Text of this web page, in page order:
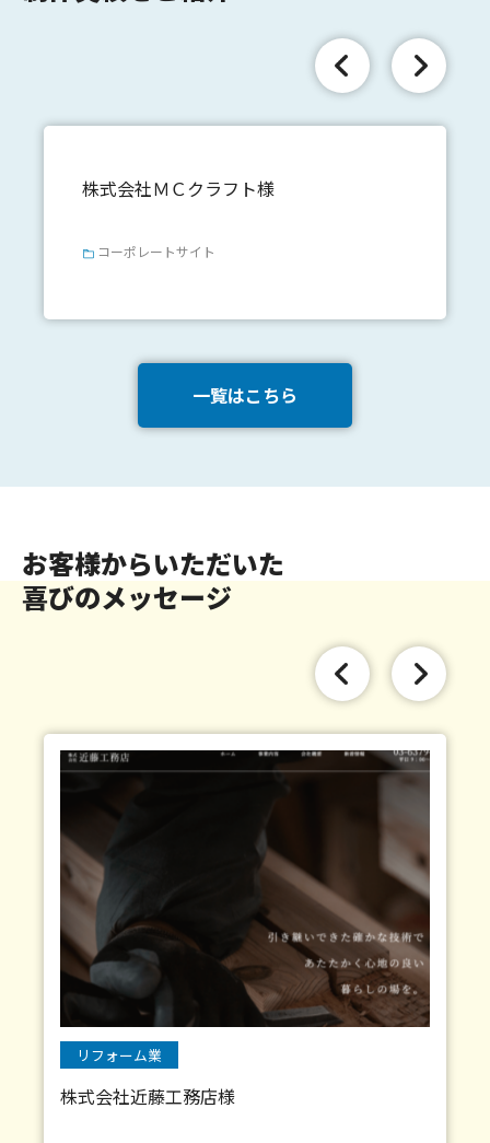
株式会社ＭＣクラフト様
コーポレートサイト
一覧はこちら
お客様からいただいた
喜びのメッセージ
リフォーム業
株式会社近藤工務店様